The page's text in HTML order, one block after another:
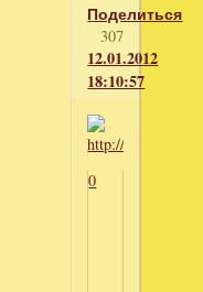
Поделиться
307
12.01.2012
18:10:57
0